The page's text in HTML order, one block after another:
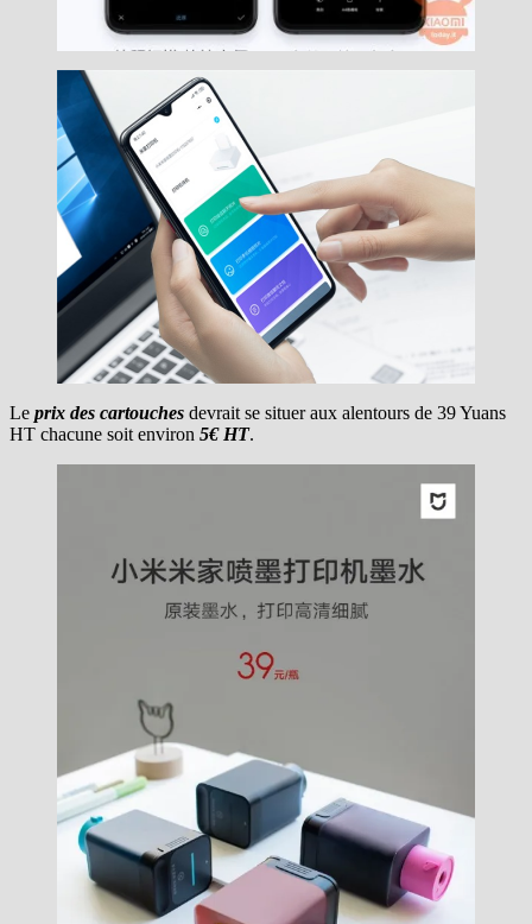
Le prix des cartouches devrait se situer aux alentours de 39 Yuans
HT chacune soit environ 5€ HT.